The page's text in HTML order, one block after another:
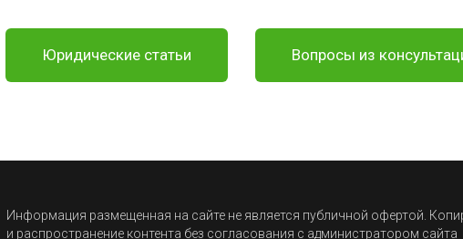
Юридические статьи Вопросы из
Информация размещенная на сайте не является публичной офертой.
и распространение контента без согласования с администратором сайта